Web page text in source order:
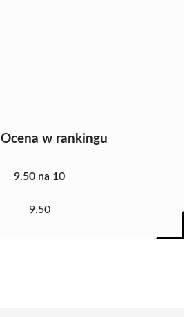
Ocena w rankingu
9.50 na 10
9.50